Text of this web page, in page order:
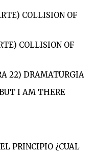
COLLISION OF
COLLISION OF
22) DRAMATURGIA
I AM THERE
PRINCIPIO ¿CUAL